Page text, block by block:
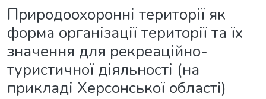
Природоохоронні території як
форма організації території та їх
значення для рекреаційно-
туристичної діяльності (на
прикладі Херсонської області)